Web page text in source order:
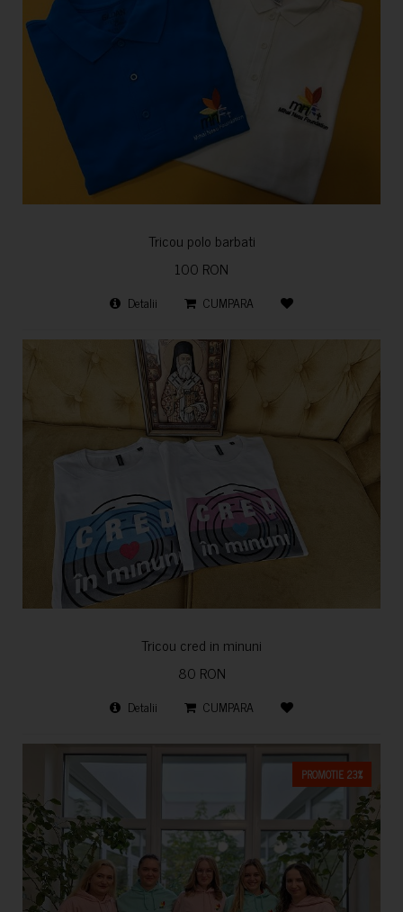
Tricou polo barbati
100 RON
Detalii CUMPARA
Tricou cred in minuni
80 RON
Detalii CUMPARA
PROMOTIE 23%